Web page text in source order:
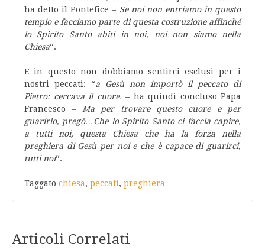
ha detto il Pontefice – Se noi non entriamo in questo
tempio e facciamo parte di questa costruzione affinché
lo Spirito Santo abiti in noi, noi non siamo nella
Chiesa“.
E in questo non dobbiamo sentirci esclusi per i
nostri peccati: “a Gesù non importò il peccato di
Pietro: cercava il cuore. – ha quindi concluso Papa
Francesco –
Ma per trovare questo cuore e per
guarirlo, pregò…Che lo Spirito Santo ci faccia capire,
a tutti noi, questa Chiesa che ha la forza nella
preghiera di Gesù per noi e che è capace di guarirci,
tutti noi“.
Taggato chiesa, peccati, preghiera
Articoli Correlati